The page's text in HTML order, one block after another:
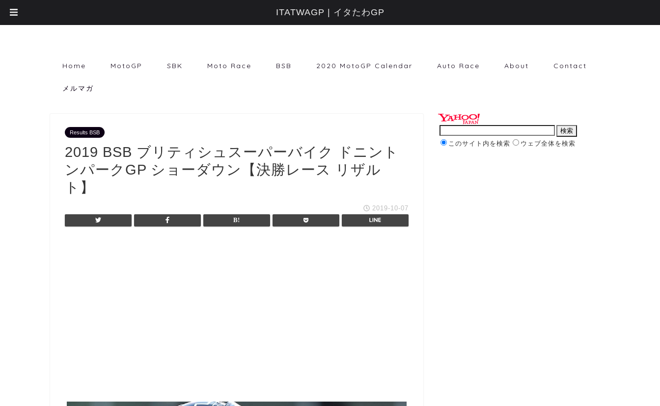
Home MotoGP SBK Moto Race BSB 2020 MotoGP Calendar Auto Race About Contact
メルマガ
Results BSB
2019 BSB ブリティシュスーパーバイク ドニント
ンパークGP ショーダウン【決勝レース リザル
ト】
2019-10-07
このサイト内を検索 ウェブ全体を検索
ITATWAGP | イタたわGP